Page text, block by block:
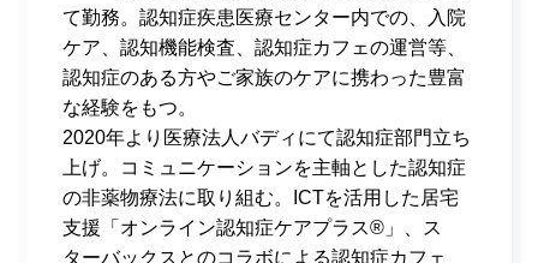
て勤務。認知症疾患医療センター内での、入院
ケア、認知機能検査、認知症カフェの運営等、
認知症のある方やご家族のケアに携わった豊富
な経験をもつ。
2020年より医療法人バディにて認知症部門立ち
上げ。コミュニケーションを主軸とした認知症
の非薬物療法に取り組む。
ICTを活用した居宅
支援「オンライン認知症ケアプラス® 」、ス
ターバックスとのコラボによる認知症カフェ